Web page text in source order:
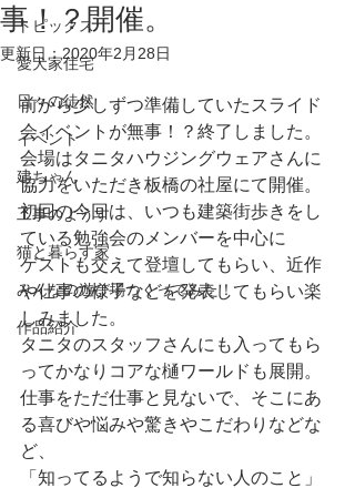
トピックス
愛犬家住宅
日々の徒然
イベント
建ちゃん
工事のようす
猫と暮らす家
みんなの遊び場つくってみた！
作品紹介
事！？開催。
更新日：2020年2月28日
前から少しずつ準備していたスライド
会イベントが無事！？終了しました。
会場はタニタハウジングウェアさんに
協力をいただき板橋の社屋にて開催。
初回の今回は、いつも建築街歩きをし
ている勉強会のメンバーを中心に
ゲストも交えて登壇してもらい、近作
や仕事の様子などを発表してもらい楽
しみました。
タニタのスタッフさんにも入ってもら
ってかなりコアな樋ワールドも展開。
仕事をただ仕事と見ないで、そこにあ
る喜びや悩みや驚きやこだわりなどな
ど、
「知ってるようで知らない人のこと」